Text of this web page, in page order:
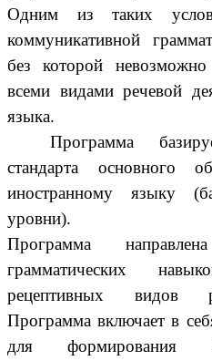
Одним из таких
коммуникативной
без которой невозможно
всеми видами речевой
языка.
Программа
стандарта основного
иностранному языку
уровни).
Программа
грамматических
рецептивных видов
Программа включает в
для формирования и